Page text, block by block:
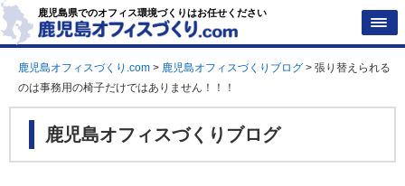
鹿児島県でのオフィス環境づくりはお任せください
鹿児島オフィスづくり.com > 鹿児島オフィスづくりブログ > 張り替えられる
のは事務用の椅子だけではありません！！！
鹿児島オフィスづくりブログ